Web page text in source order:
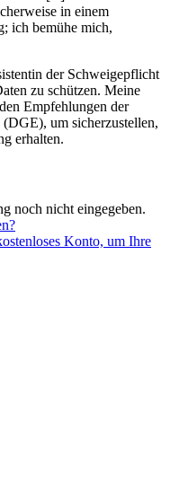
in einem
ich bemühe mich,
der Schweigepflicht
zu schützen. Meine
Empfehlungen der
um sicherzustellen,
erhalten.
noch nicht eingegeben.
Konto, um Ihre